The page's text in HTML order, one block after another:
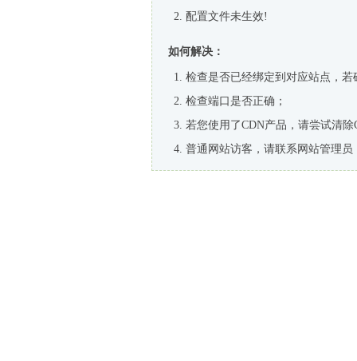
配置文件未生效!
如何解决：
检查是否已经绑定到对应站点，
检查端口是否正确；
若您使用了CDN产品，请尝试清除
普通网站访客，请联系网站管理员